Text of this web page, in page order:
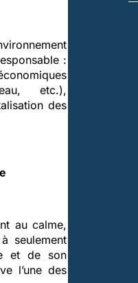
:
etc.),
des
au calme,
seulement
et de son
l’une des